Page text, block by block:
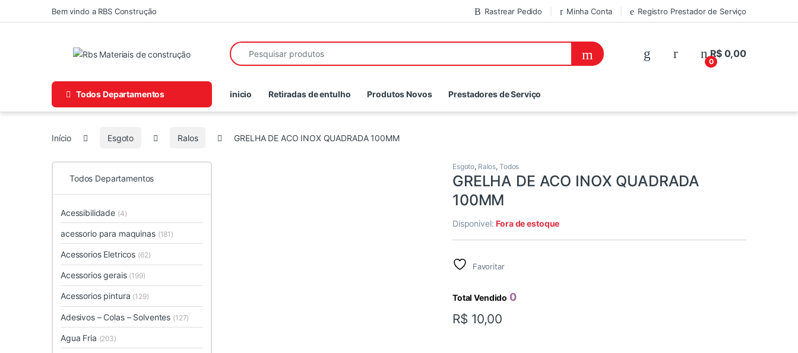
Skip to navigation
Skip to contentBem vindo a RBS Construção Rastrear Pedido Minha Conta Registro Prestador de Serviço
Search for:
0
R$0,00
Todos Departamentos inicio Retiradas de entulho Produtos Novos Prestadores de Serviço
Início Esgoto Ralos GRELHA DE ACO INOX QUADRADA 100MM
Esgoto, Ralos, Todos
GRELHA DE ACO INOX QUADRADA
100MM
Disponivel:Fora de estoque
Favoritar
Total Vendido 0
R$ 10,00
Todos Departamentos
Acessibilidade (4)
acessorio para maquinas (181)
Acessorios Eletricos (62)
Acessorios gerais (199)
Acessorios pintura (129)
Adesivos – Colas – Solventes (127)
Agua Fria (203)